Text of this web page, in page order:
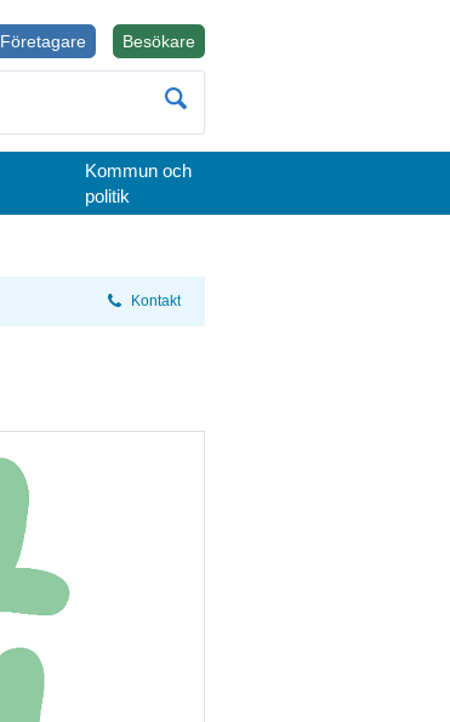
BesökareÖppnas i nytt fönster.
Företagare
Kommun och
politik
Kontakt